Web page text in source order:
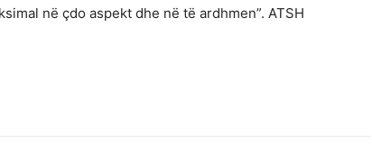
në çdo aspekt dhe në të ardhmen”. ATSH